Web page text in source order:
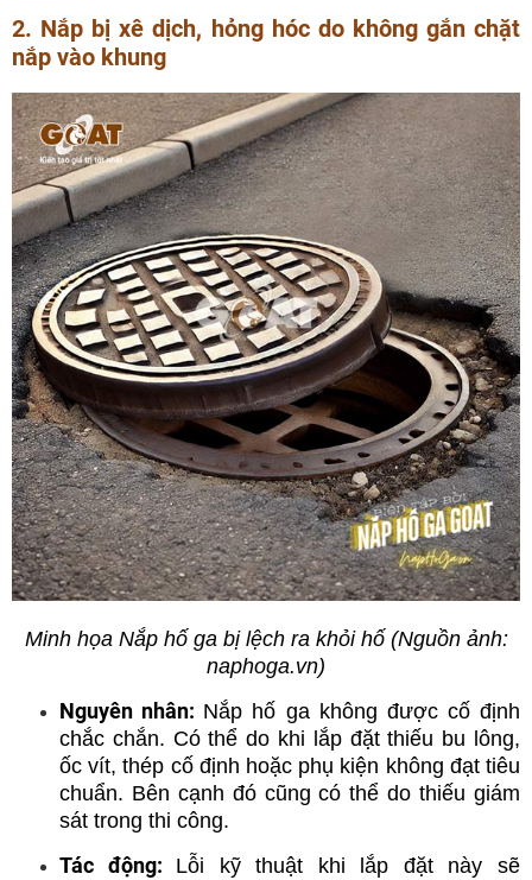
2. Nắp bị xê dịch, hỏng hóc do không gắn chặt
nắp vào khung
Minh họa Nắp hố ga bị lệch ra khỏi hố (Nguồn ảnh:
naphoga.vn)
Nguyên nhân: Nắp hố ga không được cố định
chắc chắn. Có thể do khi lắp đặt thiếu bu lông,
ốc vít, thép cố định hoặc phụ kiện không đạt tiêu
chuẩn. Bên cạnh đó cũng có thể do thiếu giám
sát trong thi công.
Tác động: Lỗi kỹ thuật khi lắp đặt này sẽ